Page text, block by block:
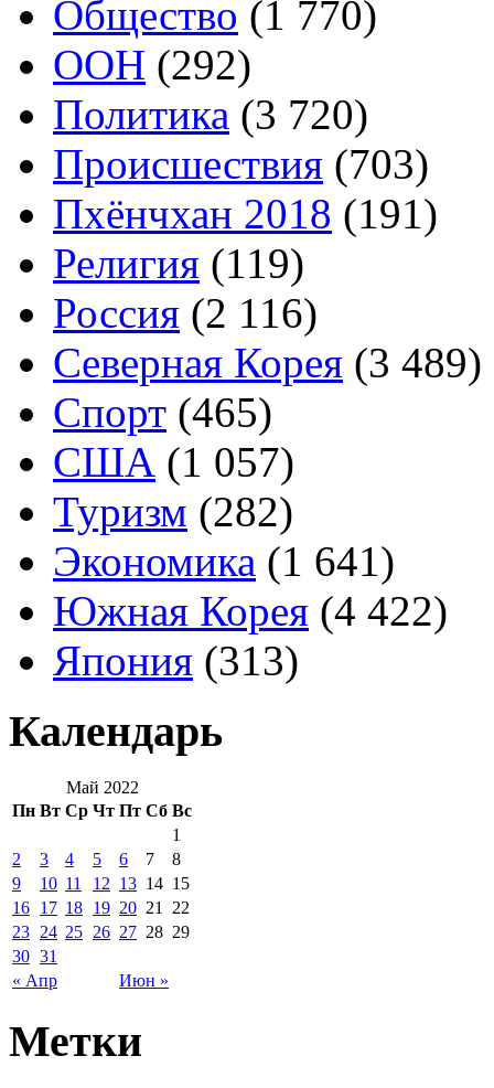
Общество (1 770)
ООН (292)
Политика (3 720)
Происшествия (703)
Пхёнчхан 2018 (191)
Религия (119)
Россия (2 116)
Северная Корея (3 489)
Спорт (465)
США (1 057)
Туризм (282)
Экономика (1 641)
Южная Корея (4 422)
Япония (313)
Календарь
Май 2022
Пн Вт Ср Чт Пт Сб Вс
« Апр Июн »
1
2
3 4 5 6 7
8
9
10 11 12 13 14 15
16 17 18 19 20 21
22
23 24 25 26 27 28 29
30 31
Метки